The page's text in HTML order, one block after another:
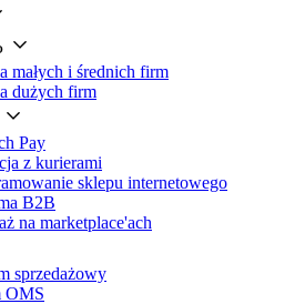
małych i średnich firm
dużych firm
Pay
z kurierami
sklepu internetowego
B2B
na marketplace'ach
sprzedażowy
OMS